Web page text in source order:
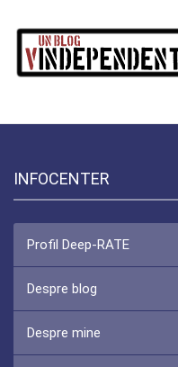
INFOCENTER
Profil Deep-RATE
Despre blog
Despre mine